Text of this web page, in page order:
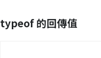
typeof 的回傳值